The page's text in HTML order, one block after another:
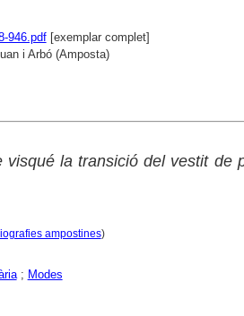
946.pdf[exemplar complet]
i Arbó (Amposta)
la transició del vestit de
ampostines)
; Modes